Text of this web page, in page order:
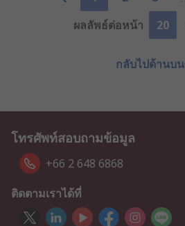
ผลลัพธ์ต่อหน้า
20
กลับไปด้านบน
โทรศัพท์สอบถามข้อมูล
+66 2 648 6868
ติดตามเราได้ที่